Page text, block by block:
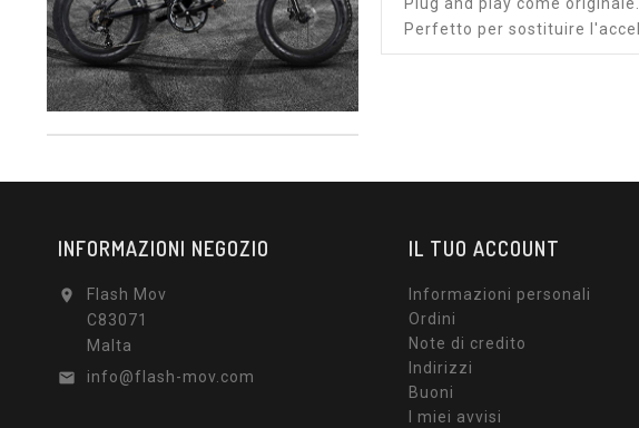
Perfetto per sostituire
INFORMAZIONI NEGOZIO

Flash Mov
C83071
Malta

info@flash-mov.com
IL TUO ACCOUNT
Informazioni personali
Ordini
Note di credito
Indirizzi
Buoni
I miei avvisi